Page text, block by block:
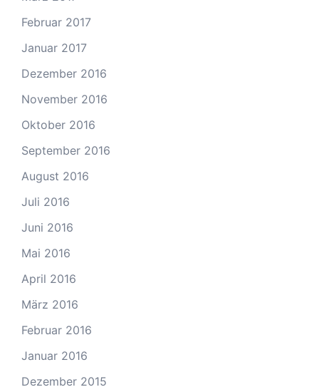
Februar 2017
Januar 2017
Dezember 2016
November 2016
Oktober 2016
September 2016
August 2016
Juli 2016
Juni 2016
Mai 2016
April 2016
März 2016
Februar 2016
Januar 2016
Dezember 2015